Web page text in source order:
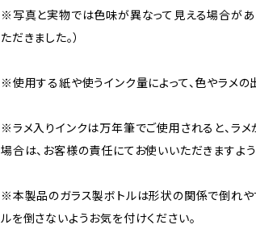
※写真と実物では色味が異なって見える場合があ
ただきました。）
※使用する紙や使うインク量によって、色やラメの
※ラメ入りインクは万年筆でご使用されると、ラ
場合は、お客様の責任にてお使いいただきますよう
※本製品のガラス製ボトルは形状の関係で倒れや
ルを倒さないようお気を付けください。